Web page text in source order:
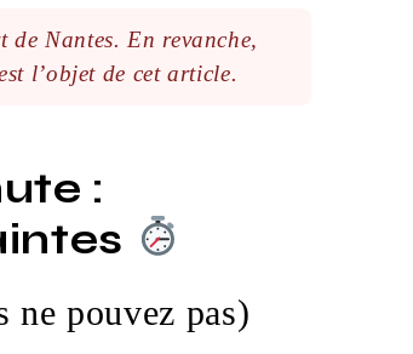
Nantes. En revanche,
l’objet de cet article.
:
ne pouvez pas)